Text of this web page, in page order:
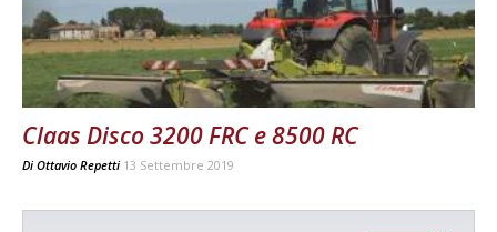
Claas Disco 3200 FRC e 8500 RC
Di Ottavio Repetti 13 Settembre 2019